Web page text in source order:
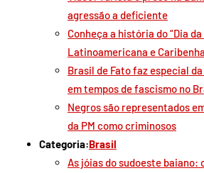
agressão a deficiente
Conheça a história do “Dia
Latinoamericana e
Brasil de Fato faz especial
em tempos de fascismo no
Negros são representados
da PM como criminosos
Categoria:Brasil
As jóias do sudoeste